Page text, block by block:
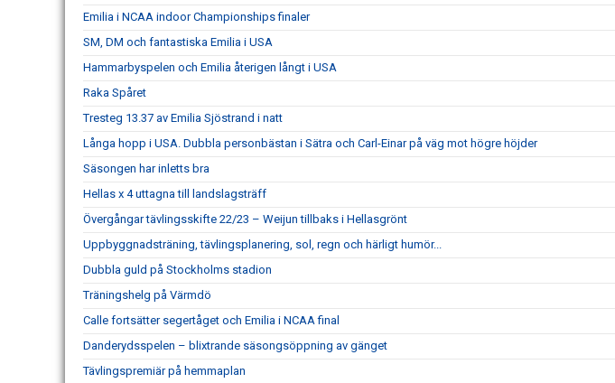
Emilia i NCAA indoor Championships finaler
SM, DM och fantastiska Emilia i USA
Hammarbyspelen och Emilia återigen långt i USA
Raka Spåret
Tresteg 13.37 av Emilia Sjöstrand i natt
Långa hopp i USA. Dubbla personbästan i Sätra och Carl-Einar på väg mot högre höjder
Säsongen har inletts bra
Hellas x 4 uttagna till landslagsträff
Övergångar tävlingsskifte 22/23 – Weijun tillbaks i Hellasgrönt
Uppbyggnadsträning, tävlingsplanering, sol, regn och härligt humör...
Dubbla guld på Stockholms stadion
Träningshelg på Värmdö
Calle fortsätter segertåget och Emilia i NCAA final
Danderydsspelen – blixtrande säsongsöppning av gänget
Tävlingspremiär på hemmaplan